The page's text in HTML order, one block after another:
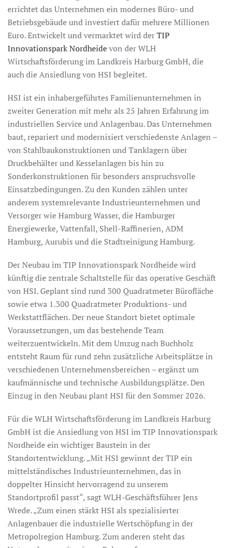
errichtet das Unternehmen ein modernes Büro- und
Betriebsgebäude und investiert dafür mehrere Millionen
Euro. Entwickelt und vermarktet wird derTIP
Innovationspark Nordheidevon der WLH
Wirtschaftsförderung im Landkreis Harburg GmbH, die
auch die Ansiedlung von HSI begleitet.
HSI ist ein inhabergeführtes Familienunternehmen in
zweiter Generation mit mehr als 25 Jahren Erfahrung im
industriellen Service und Anlagenbau. Das Unternehmen
baut, repariert und modernisiert verschiedenste Anlagen –
von Stahlbaukonstruktionen und Tanklagern über
Druckbehälter und Kesselanlagen bis hin zu
Sonderkonstruktionen für besonders anspruchsvolle
Einsatzbedingungen. Zu den Kunden zählen unter
anderem systemrelevante Industrieunternehmen und
Versorger wie Hamburg Wasser, die Hamburger
Energiewerke, Vattenfall, Shell-Raffinerien, ADM
Hamburg, Aurubis und die Stadtreinigung Hamburg.
Der Neubau im TIP Innovationspark Nordheide wird
künftig die zentrale Schaltstelle für das operative Geschäft
von HSI. Geplant sind rund 300 Quadratmeter Bürofläche
sowie etwa 1.300 Quadratmeter Produktions- und
Werkstattflächen. Der neue Standort bietet optimale
Voraussetzungen, um das bestehende Team
weiterzuentwickeln. Mit dem Umzug nach Buchholz
entsteht Raum für rund zehn zusätzliche Arbeitsplätze in
verschiedenen Unternehmensbereichen – ergänzt um
kaufmännische und technische Ausbildungsplätze. Den
Einzug in den Neubau plant HSI für den Sommer 2026.
Für die WLH Wirtschaftsförderung im Landkreis Harburg
GmbH ist die Ansiedlung von HSI im TIP Innovationspark
Nordheide ein wichtiger Baustein in der
Standortentwicklung. „Mit HSI gewinnt der TIP ein
mittelständisches Industrieunternehmen, das in
doppelter Hinsicht hervorragend zu unserem
Standortprofil passt“, sagt WLH-Geschäftsführer Jens
Wrede. „Zum einen stärkt HSI als spezialisierter
Anlagenbauer die industrielle Wertschöpfung in der
Metropolregion Hamburg. Zum anderen steht das